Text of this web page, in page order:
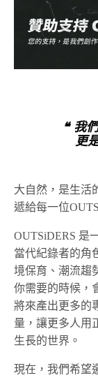
❝ 我
更
大自然，是生活
遞給每一位
OUTSiDERS 是
當代紀錄者的角
境保育、潮流趨
你需要的時候，
將來產出更多的
量，讓更多人用
生長的世界。
現在，我們希望